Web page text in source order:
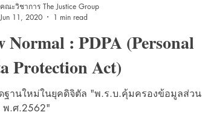
Normal : PDPA (Personal
Protection Act)
ฐานใหม่ในยุคดิจิตัล "พ.ร.บ.คุ้มครองข้อมูลส่วน
.ศ.2562"
คณะวิชาการ The Justice Group
Jun 11, 2020
1 min read